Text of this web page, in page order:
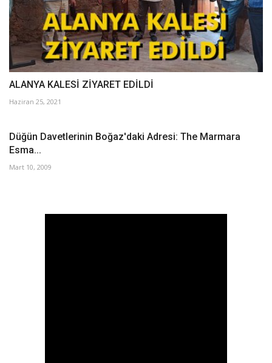
ALANYA KALESİ ZİYARET EDİLDİ
Haziran 25, 2021
Düğün Davetlerinin Boğaz'daki Adresi: The Marmara
Esma...
Mart 10, 2009